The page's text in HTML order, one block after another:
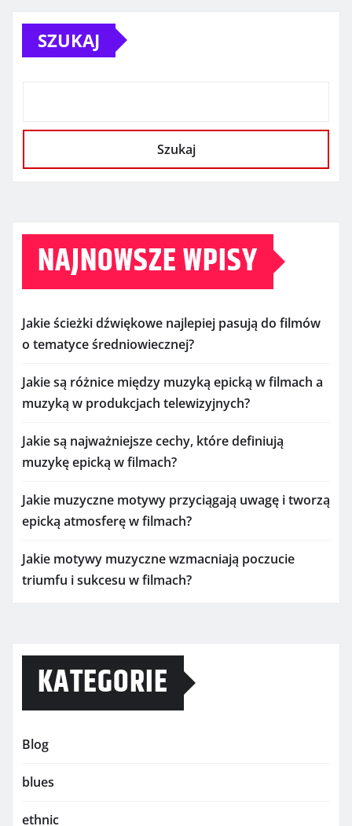
SZUKAJ
Szukaj
NAJNOWSZE WPISY
Jakie ścieżki dźwiękowe najlepiej pasują do filmów
o tematyce średniowiecznej?
Jakie są różnice między muzyką epicką w filmach a
muzyką w produkcjach telewizyjnych?
Jakie są najważniejsze cechy, które definiują
muzykę epicką w filmach?
Jakie muzyczne motywy przyciągają uwagę i tworzą
epicką atmosferę w filmach?
Jakie motywy muzyczne wzmacniają poczucie
triumfu i sukcesu w filmach?
KATEGORIE
Blog
blues
ethnic